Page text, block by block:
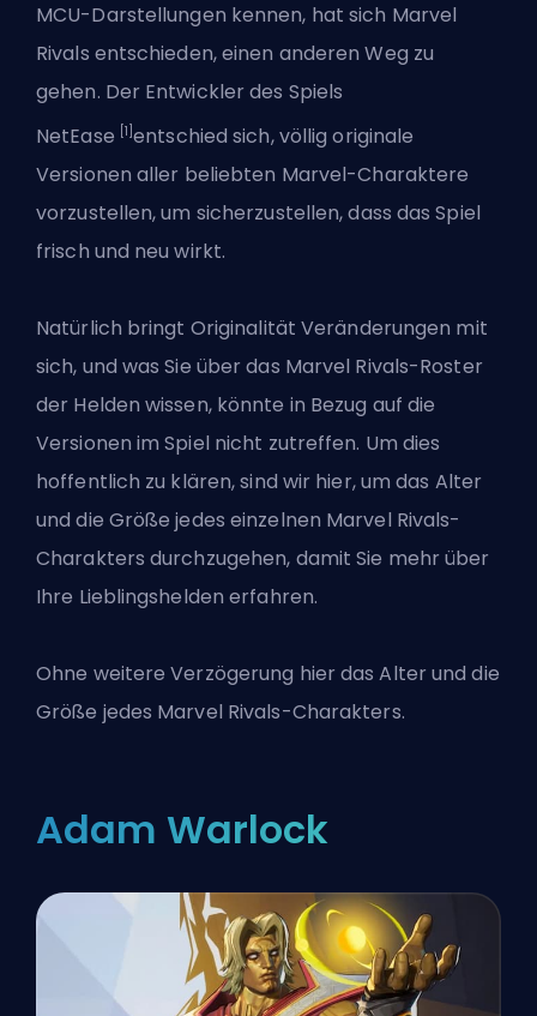
MCU-Darstellungen kennen, hat sich Marvel
Rivals entschieden, einen anderen Weg zu
gehen. Der Entwickler des Spiels
NetEase [1]entschied sich, völlig originale
Versionen aller beliebten Marvel-Charaktere
vorzustellen, um sicherzustellen, dass das Spiel
frisch und neu wirkt.
Natürlich bringt Originalität Veränderungen mit
sich, und was Sie über das Marvel Rivals-Roster
der Helden wissen, könnte in Bezug auf die
Versionen im Spiel nicht zutreffen. Um dies
hoffentlich zu klären, sind wir hier, um das Alter
und die Größe jedes einzelnen Marvel Rivals-
Charakters durchzugehen, damit Sie mehr über
Ihre Lieblingshelden erfahren.
Ohne weitere Verzögerung hier das Alter und die
Größe jedes Marvel Rivals-Charakters.
Adam Warlock